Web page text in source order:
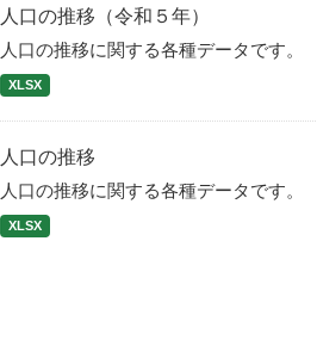
人口の推移（令和５年）
人口の推移に関する各種データです。
XLSX
人口の推移
人口の推移に関する各種データです。
XLSX